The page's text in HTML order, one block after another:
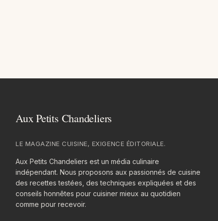
LE MAGAZINE CUISINE, EXIGENCE ÉDITORIALE.
Aux Petits Chandeliers est un média culinaire
indépendant. Nous proposons aux passionnés de cuisine
des recettes testées, des techniques expliquées et des
conseils honnêtes pour cuisiner mieux au quotidien
comme pour recevoir.